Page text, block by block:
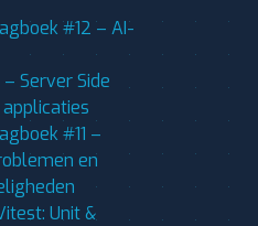
#12 – AI-
Server Side
#11 –
en
Unit &